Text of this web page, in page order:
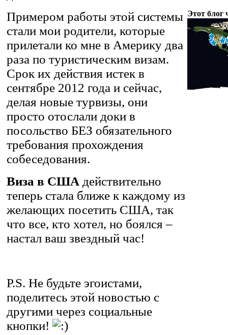
Примером работы этой системы
стали мои родители, которые
прилетали ко мне в Америку два
раза по туристическим визам.
Срок их действия истек в
сентябре 2012 года и сейчас,
делая новые турвизы, они
просто отослали доки в
посольство БЕЗ обязательного
требования прохождения
собеседования.
Виза в США действительно
теперь стала ближе к каждому из
желающих посетить США, так
что все, кто хотел, но боялся –
настал ваш звездный час!
P.S. Не будьте эгоистами,
поделитесь этой новостью с
другими через социальные
кнопки!
Этот блог